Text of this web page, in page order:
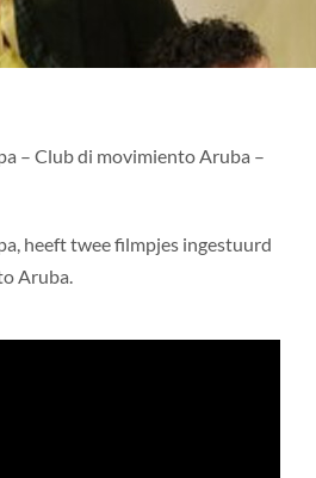
– Club di movimiento Aruba –
heeft twee filmpjes ingestuurd
Aruba.